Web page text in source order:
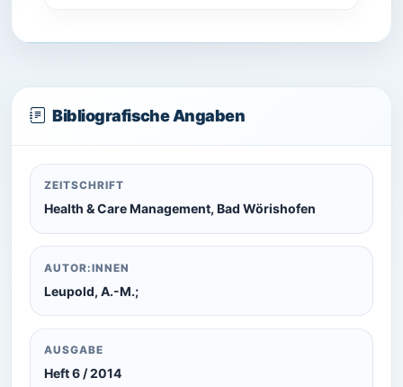
Bibliografische Angaben
ZEITSCHRIFT
Health & Care Management, Bad Wörishofen
AUTOR:INNEN
Leupold, A.-M.;
AUSGABE
Heft 6 / 2014